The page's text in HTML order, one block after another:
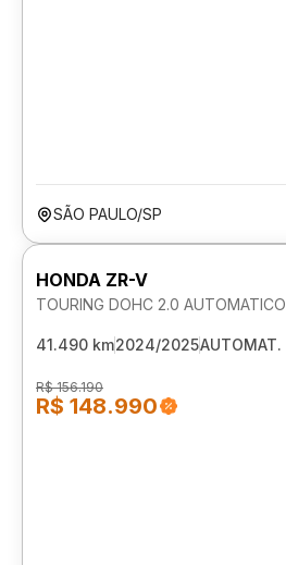
SÃO PAULO/SP
HONDA ZR-V
TOURING DOHC 2.0 AUTOMATICO
41.490 km2024/2025AUTOMAT.
R$ 156.190
R$ 148.990